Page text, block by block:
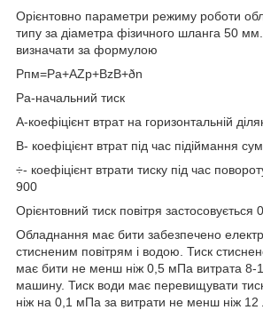
Орієнтовно параметри режиму роботи
типу за діаметра фізичного шланга 50
визначати за формулою
Рпм=Ра+АZp+BzB+ðn
Pa-начальний тиск
А-коефіцієнт втрат на горизонтальній
В- коефіцієнт втрат під час підіймання
÷- коефіцієнт втрати тиску під час
900
Орієнтовний тиск повітря
Обладнання має бити забезпечено
стисненим повітрям і водою. Тиск
має бити не менш ніж 0,5 мПа витрата
машину. Тиск води має перевищувати
ніж на 0,1 мПа за витрати не менш ніж 12